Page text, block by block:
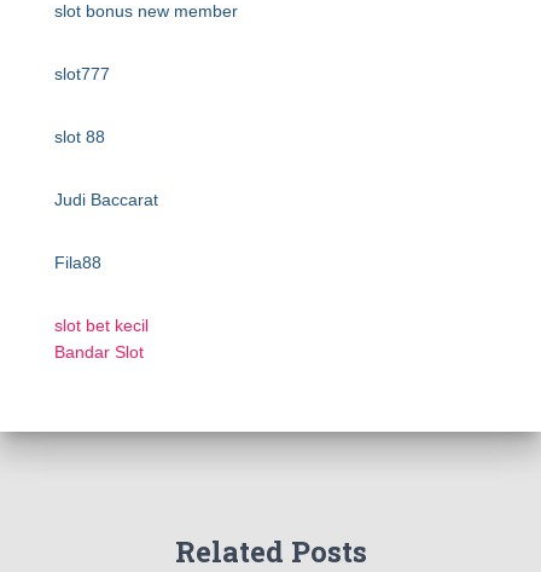
slot bonus new member
slot777
slot 88
Judi Baccarat
Fila88
slot bet kecil
Bandar Slot
Related Posts